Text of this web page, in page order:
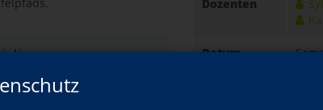
Dozenten
Datum